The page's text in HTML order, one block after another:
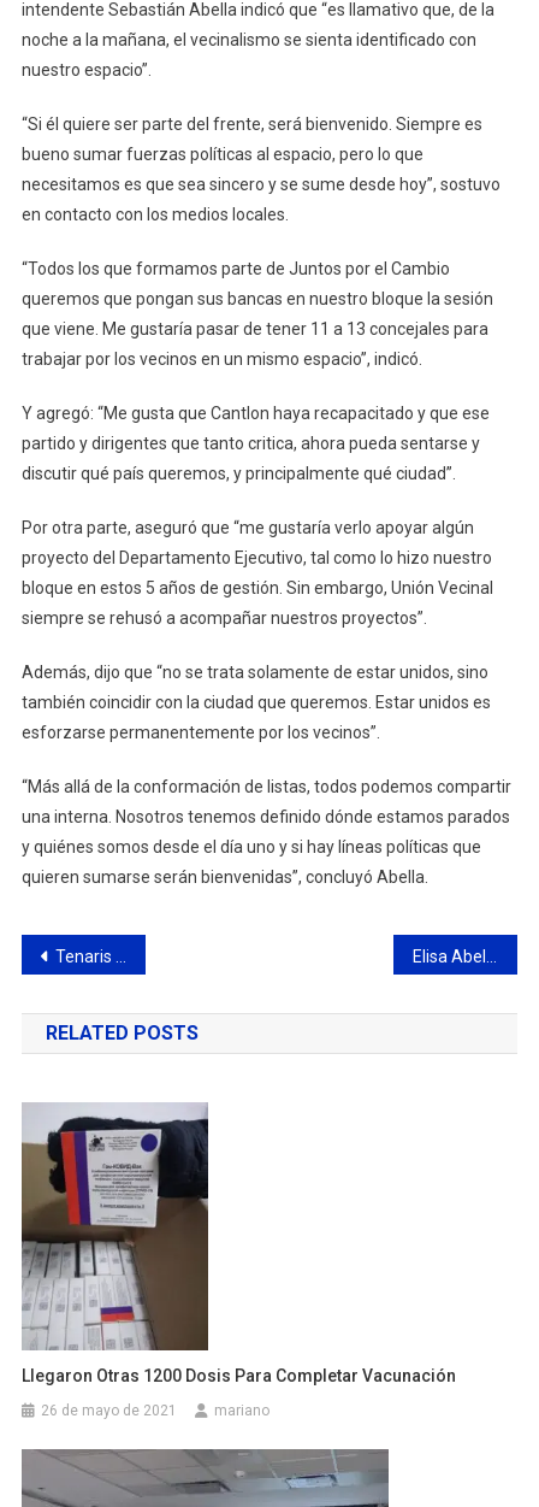
intendente Sebastián Abella indicó que “es llamativo que, de la
noche a la mañana, el vecinalismo se sienta identificado con
nuestro espacio”.
“Si él quiere ser parte del frente, será bienvenido. Siempre es
bueno sumar fuerzas políticas al espacio, pero lo que
necesitamos es que sea sincero y se sume desde hoy”, sostuvo
en contacto con los medios locales.
“Todos los que formamos parte de Juntos por el Cambio
queremos que pongan sus bancas en nuestro bloque la sesión
que viene. Me gustaría pasar de tener 11 a 13 concejales para
trabajar por los vecinos en un mismo espacio”, indicó.
Y agregó: “Me gusta que Cantlon haya recapacitado y que ese
partido y dirigentes que tanto critica, ahora pueda sentarse y
discutir qué país queremos, y principalmente qué ciudad”.
Por otra parte, aseguró que “me gustaría verlo apoyar algún
proyecto del Departamento Ejecutivo, tal como lo hizo nuestro
bloque en estos 5 años de gestión. Sin embargo, Unión Vecinal
siempre se rehusó a acompañar nuestros proyectos”.
Además, dijo que “no se trata solamente de estar unidos, sino
también coincidir con la ciudad que queremos. Estar unidos es
esforzarse permanentemente por los vecinos”.
“Más allá de la conformación de listas, todos podemos compartir
una interna. Nosotros tenemos definido dónde estamos parados
y quiénes somos desde el día uno y si hay líneas políticas que
quieren sumarse serán bienvenidas”, concluyó Abella.
Navegación
de
entradas
Tenaris continúa con las obras para fortalecer el sistema sanitario de Campana
RELATED POSTS
Llegaron Otras 1200 Dosis Para Completar Vacunación
26 de mayo de 2021 mariano